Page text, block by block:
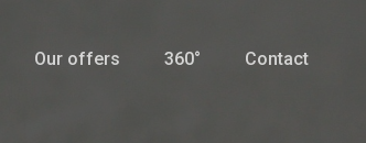
Our offers 360° Contact